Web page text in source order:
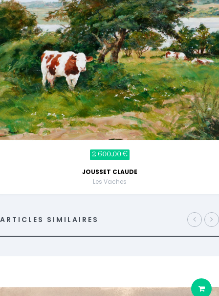
2 600,00 €
JOUSSET CLAUDE
Les Vaches
ARTICLES SIMILAIRES